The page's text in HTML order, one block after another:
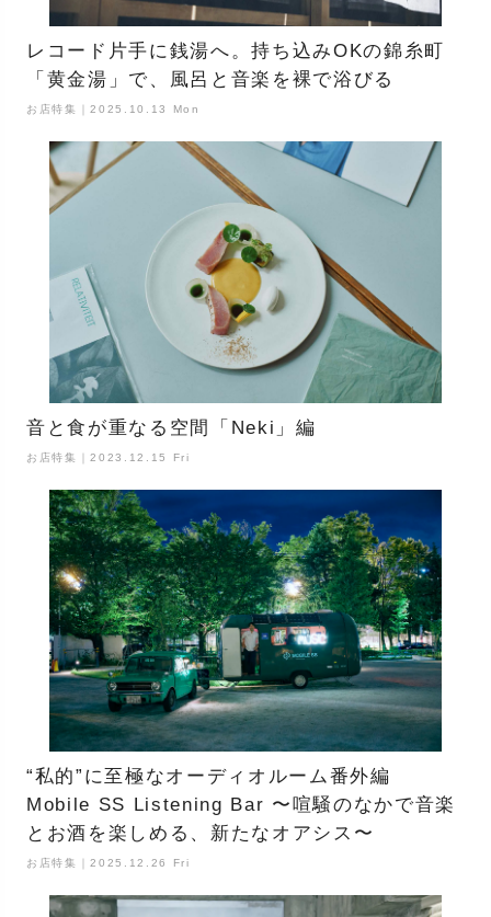
レコード片手に銭湯へ。持ち込みOKの錦糸町
「黄金湯」で、風呂と音楽を裸で浴びる
お店特集｜2025.10.13 Mon
音と食が重なる空間「Neki」編
お店特集｜2023.12.15 Fri
“私的”に至極なオーディオルーム番外編
Mobile SS Listening Bar 〜喧騒のなかで音楽
とお酒を楽しめる、新たなオアシス〜
お店特集｜2025.12.26 Fri